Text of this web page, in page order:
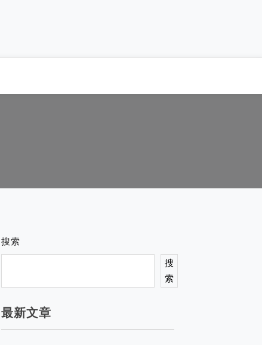
搜索
搜
索
最新文章